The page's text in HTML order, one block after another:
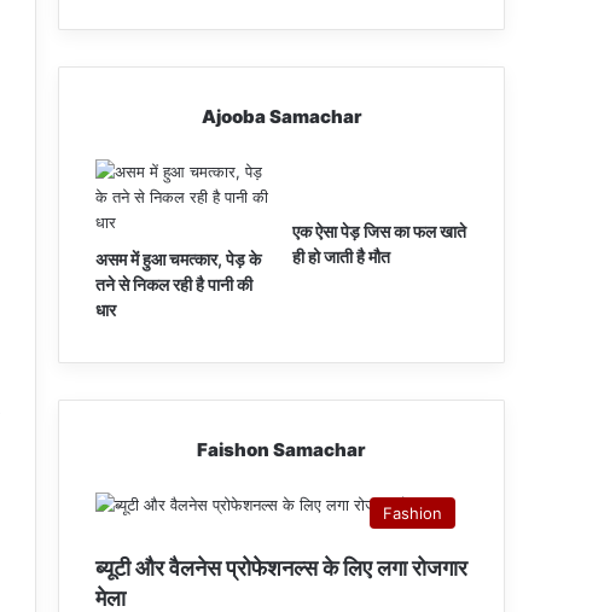
Ajooba Samachar
असम में हुआ चमत्कार, पेड़ के
तने से निकल रही है पानी की
धार
एक ऐसा पेड़ जिस का फल खाते
ही हो जाती है मौत
Faishon Samachar
Fashion
ब्यूटी और वैलनेस प्रोफेशनल्स के लिए लगा रोजगार
मेला